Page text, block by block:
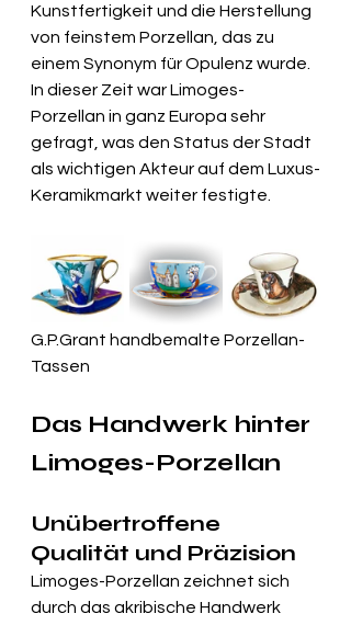
Kunstfertigkeit und die Herstellung
von feinstem Porzellan, das zu
einem Synonym für Opulenz wurde.
In dieser Zeit war Limoges-
Porzellan in ganz Europa sehr
gefragt, was den Status der Stadt
als wichtigen Akteur auf dem Luxus-
Keramikmarkt weiter festigte.
G.P.Grant handbemalte Porzellan-
Tassen
Das Handwerk hinter
Limoges-Porzellan
Unübertroffene
Qualität und Präzision
Limoges-Porzellan zeichnet sich
durch das akribische Handwerk